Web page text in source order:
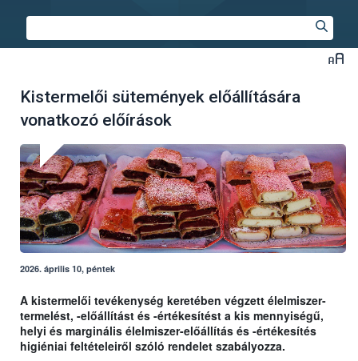
Kistermelői sütemények előállítására
vonatkozó előírások
2026. április 10, péntek
A kistermelői tevékenység keretében végzett élelmiszer-
termelést, -előállítást és -értékesítést a kis mennyiségű,
helyi és marginális élelmiszer-előállítás és -értékesítés
higiéniai feltételeiről szóló rendelet szabályozza.